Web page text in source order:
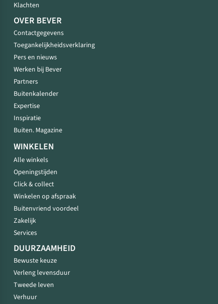
Klachten
OVER BEVER
Contactgegevens
Toegankelijkheidsverklaring
Pers en nieuws
Werken bij Bever
Partners
Buitenkalender
Expertise
Inspiratie
Buiten. Magazine
WINKELEN
Alle winkels
Openingstijden
Click & collect
Winkelen op afspraak
Buitenvriend voordeel
Zakelijk
Services
DUURZAAMHEID
Bewuste keuze
Verleng levensduur
Tweede leven
Verhuur